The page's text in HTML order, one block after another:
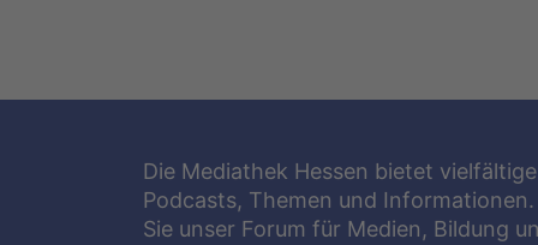
Die Mediathek Hessen bietet
Podcasts, Themen und
Sie unser Forum für Medien, Bildung